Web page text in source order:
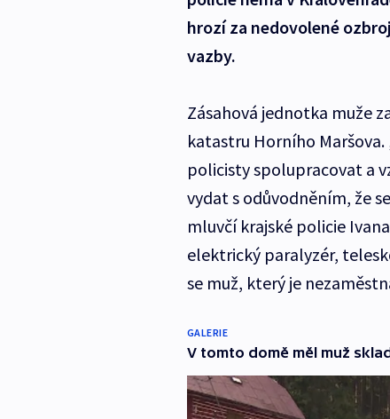
hrozí za nedovolené
vazby.
Zásahová jednotka muže
katastru Horního
policisty spolupracovat a
vydat s odůvodněním, že
mluvčí krajské policie
elektrický paralyzér,
se muž, který je
GALERIE
V tomto domě měl muž